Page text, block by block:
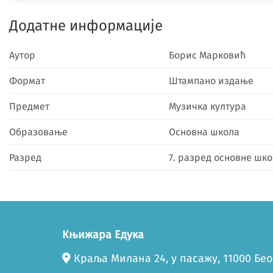
Додатне информације
Аутор Борис Марковић
Формат Штампано издање
Предмет Музичка култура
Образовање Основна школа
Разред 7. разред основне
Књижара Едука
Краља Милана 24, у пасажу, 11000